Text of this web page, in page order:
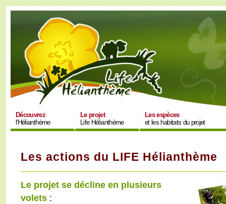
Découvrez
l'Hélianthème
Le projet
Life Hélianthème
Les espèces
et les habitats du projet
Les actions du LIFE Hélianthème
Le projet se décline en plusieurs
volets :